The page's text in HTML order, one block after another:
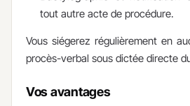
tout autre acte de procédure.
Vous siégerez régulièrement en
procès-verbal sous dictée directe
Vos avantages